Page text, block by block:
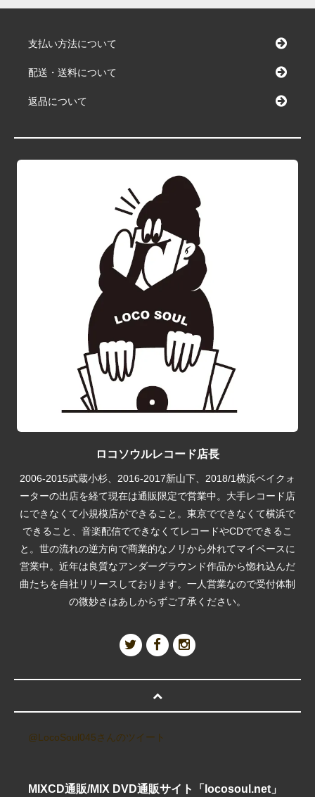
支払い方法について
配送・送料について
返品について
ロコソウルレコード店長
2006-2015武蔵小杉、2016-2017新山下、2018/1横浜ベイクォ
ーターの出店を経て現在は通販限定で営業中。大手レコード店
にできなくて小規模店ができること。東京でできなくて横浜で
できること、音楽配信でできなくてレコードやCDでできるこ
と。世の流れの逆方向で商業的なノリから外れてマイペースに
営業中。近年は良質なアンダーグラウンド作品から惚れ込んだ
曲たちを自社リリースしております。一人営業なので受付体制
の微妙さはあしからずご了承ください。
@LocoSoul045さんのツイート
MIXCD通販/MIX DVD通販サイト「locosoul.net」